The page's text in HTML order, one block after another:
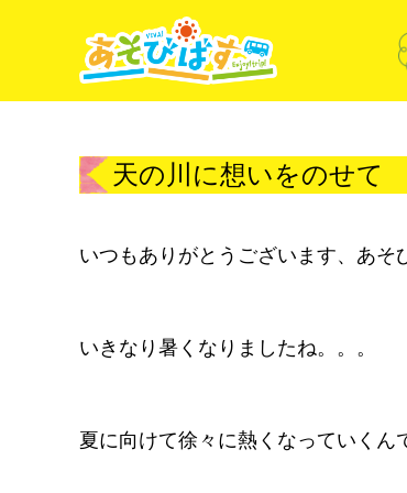
天の川に想いをのせて
いつもありがとうございます、あそ
いきなり暑くなりましたね。。。
夏に向けて徐々に熱くなっていくん